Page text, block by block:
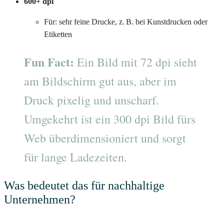
Für: sehr feine Drucke, z. B. bei Kunstdrucken oder
Etiketten
Fun Fact: Ein Bild mit 72 dpi sieht
am Bildschirm gut aus, aber im
Druck pixelig und unscharf.
Umgekehrt ist ein 300 dpi Bild fürs
Web überdimensioniert und sorgt
für lange Ladezeiten.
Was bedeutet das für nachhaltige
Unternehmen?